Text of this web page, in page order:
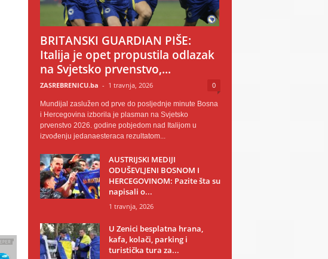
BRITANSKI GUARDIAN PIŠE:
Italija je opet propustila odlazak
na Svjetsko prvenstvo,...
ZASREBRENICU.ba - 1 travnja, 2026 0
Mundijal zaslužen od prve do posljednje minute Bosna
i Hercegovina izborila je plasman na Svjetsko
prvenstvo 2026. godine pobjedom nad Italijom u
izvođenju jedanaesteraca rezultatom...
AUSTRIJSKI MEDIJI
ODUŠEVLJENI BOSNOM I
HERCEGOVINOM: Pazite šta su
napisali o...
1 travnja, 2026
U Zenici besplatna hrana,
kafa, kolači, parking i
turistička tura za...